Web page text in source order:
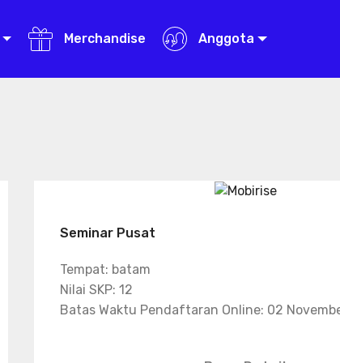
Merchandise Anggota
Seminar Pusat
Tempat: batam
Nilai SKP: 12
Batas Waktu Pendaftaran Online: 02